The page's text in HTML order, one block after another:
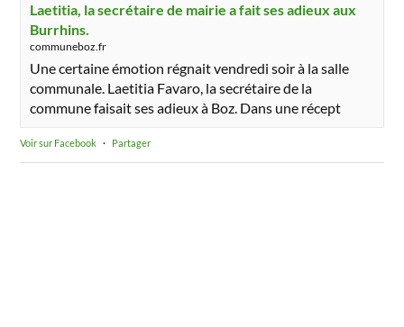
Laetitia, la secrétaire de mairie a fait ses adieux aux
Burrhins.
communeboz.fr
Une certaine émotion régnait vendredi soir à la salle
communale. Laetitia Favaro, la secrétaire de la
commune faisait ses adieux à Boz. Dans une récept
Voir sur Facebook · Partager